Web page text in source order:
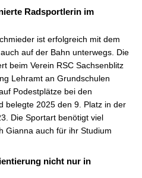
Radsportlerin im
ist erfolgreich mit dem
auf der Bahn unterwegs. Die
beim Verein RSC Sachsenblitz
Lehramt an Grundschulen
Podestplätze bei den
belegte 2025 den 9. Platz in der
Die Sportart benötigt viel
Gianna auch für ihr Studium
nicht nur in